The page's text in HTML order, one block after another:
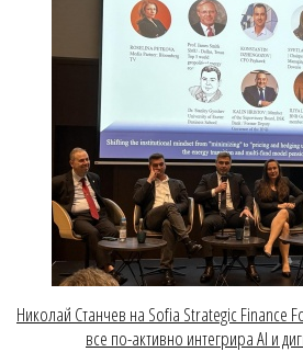
Николай Станчев на Sofia Strategic Finance
все по-активно интегрира AI и